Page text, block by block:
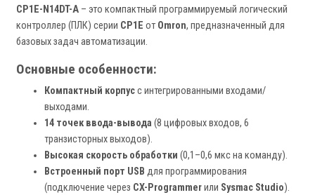
CP1E-N14DT-A – это компактный программируемый логический
контроллер (ПЛК) серии CP1E от Omron, предназначенный для
базовых задач автоматизации.
Основные особенности:
Компактный корпусс интегрированными входами/
выходами.
14 точек ввода-вывода (8 цифровых входов, 6
транзисторных выходов).
Высокая скорость обработки (0,1–0,6 мкс на команду).
Встроенный порт USB для программирования
(подключение через CX-Programmerили Sysmac Studio).